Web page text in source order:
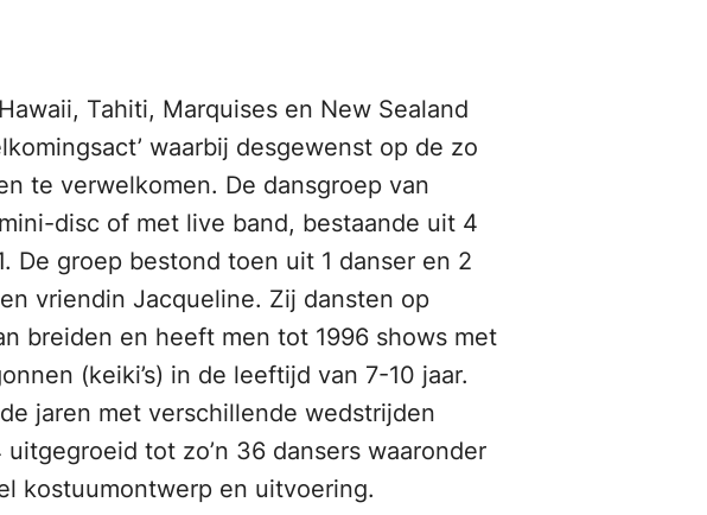
Tahiti, Marquises en New Sealand
waarbij desgewenst op de zo
te verwelkomen. De dansgroep van
disc of met live band, bestaande uit 4
De groep bestond toen uit 1 danser en 2
vriendin Jacqueline. Zij dansten op
breiden en heeft men tot 1996 shows met
(keiki’s) in de leeftijd van 7-10 jaar.
jaren met verschillende wedstrijden
tot zo’n 36 dansers waaronder
kostuumontwerp en uitvoering.